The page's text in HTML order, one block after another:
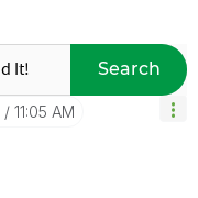
Search
11:05 AM